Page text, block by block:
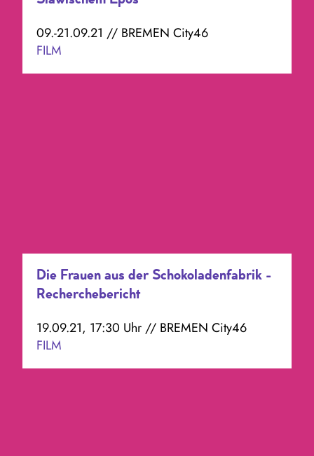
09.-21.09.21 // BREMEN City46
FILM
Die Frauen aus der Schokoladenfabrik -
Recherchebericht
19.09.21, 17:30 Uhr // BREMEN City46
FILM